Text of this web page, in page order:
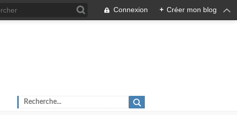
Connexion + Créer mon blog